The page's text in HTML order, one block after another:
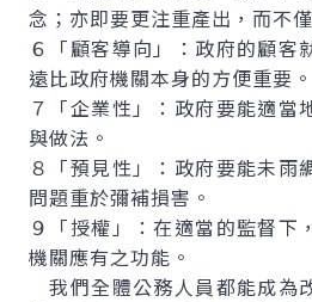
念；亦即要更注重產出，而不
６「顧客導向」：政府的顧客
遠比政府機關本身的方便重要。
７「企業性」：政府要能適當
與做法。
８「預見性」：政府要能未雨
問題重於彌補損害。
９「授權」：在適當的監督下
機關應有之功能。
我們全體公務人員都能成為